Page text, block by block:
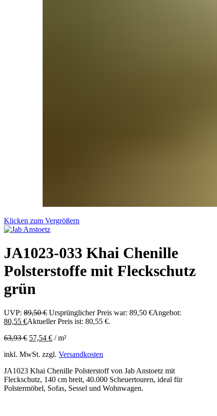
Klicken zum Vergrößern
JA1023-033 Khai Chenille
Polsterstoffe mit Fleckschutz
grün
UVP: 89,50€ Ursprünglicher Preis war: 89,50 €Angebot:
80,55 €Aktueller Preis ist: 80,55 €.
63,93€ 57,54 € /m²
inkl. MwSt. zzgl. Versandkosten
JA1023 Khai Chenille Polsterstoff von Jab Anstoetz mit
Fleckschutz, 140 cm breit, 40.000 Scheuertouren, ideal für
Polstermöbel, Sofas, Sessel und Wohnwagen.